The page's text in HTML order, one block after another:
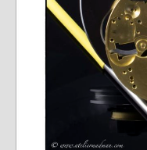
Dossiers
Fabricants
Exemple de
Outillage
Expositions